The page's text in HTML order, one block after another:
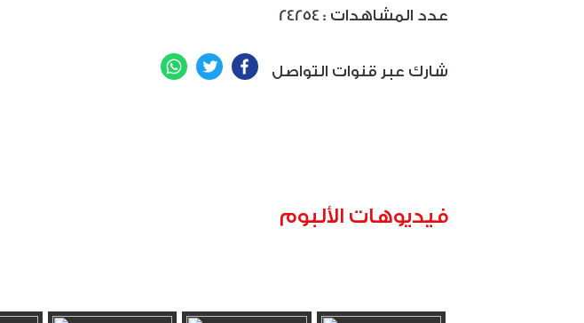
24254 : عدد المشاهدات
شارك عبر قنوات التواصل Facebook
Twitter
WhatsApp
فيديوهات الألبوم